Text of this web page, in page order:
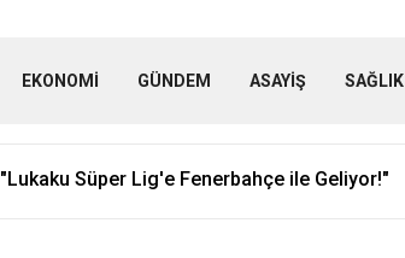
EKONOMİ GÜNDEM ASAYİŞ SAĞLIK
Yaşlı Çifte Kocaeli Zabıtası'ndan Destek!